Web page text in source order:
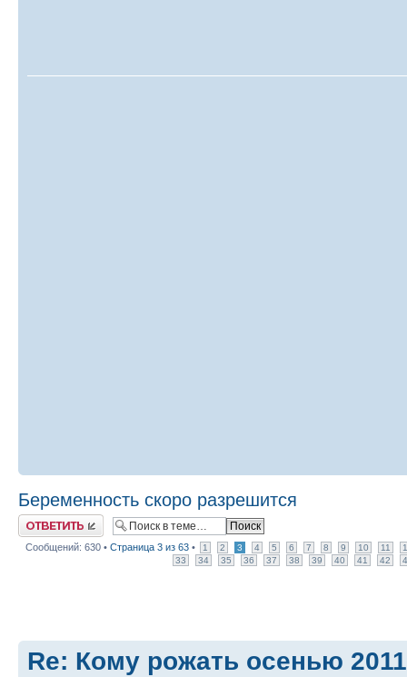
Беременность скоро разрешится
Ответить
Сообщений: 630 • Страница 3 из 63 • 1 2 3 4 5 6 7 8 9 10 11
33
34 35 36 37 38 39 40 41 42
Re: Кому рожать осенью